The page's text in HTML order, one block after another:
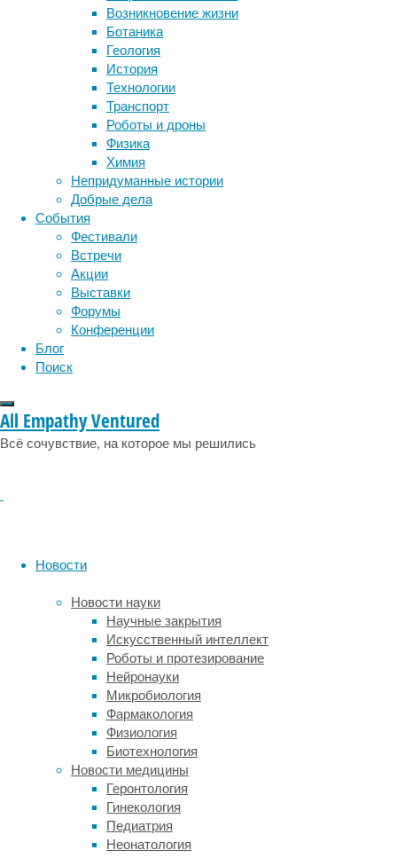
Возникновение жизни
Ботаника
Геология
История
Технологии
Транспорт
Роботы и дроны
Физика
Химия
Непридуманные истории
Добрые дела
События
Фестивали
Встречи
Акции
Выставки
Форумы
Конференции
Блог
Поиск
All Empathy Ventured
Всё сочувствие, на которое мы решились
Новости
Новости науки
Научные закрытия
Искусственный интеллект
Роботы и протезирование
Нейронауки
Микробиология
Фармакология
Физиология
Биотехнология
Новости медицины
Геронтология
Гинекология
Педиатрия
Неонатология
скажется
на
работе
нейронных
цепочек.
С
другой
стороны,
мозг
весьма
и
весьма
нём
появляются
под
того,
чем
он
преимущественно
занимается,
под
влиянием
повседневного
опыта,
да
под
влиянием
физических
биотехнология вирусы
генетика дети
здоровье
инструменты и методы
исследования
лекарства медицина
мозг наука неврология
нейробиология
нейрофизиология
поведение
сон социальные проблемы
физиология
эмоции эпидемия